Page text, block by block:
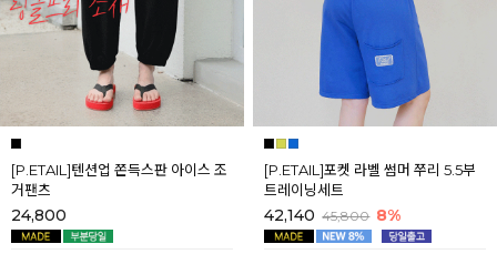
[P.ETAIL]텐션업 쫀득스판 아이스 조
거팬츠
24,800
[P.ETAIL]포켓 라벨 썸머 쭈리 5.5부
트레이닝세트
42,140 45,800 8%